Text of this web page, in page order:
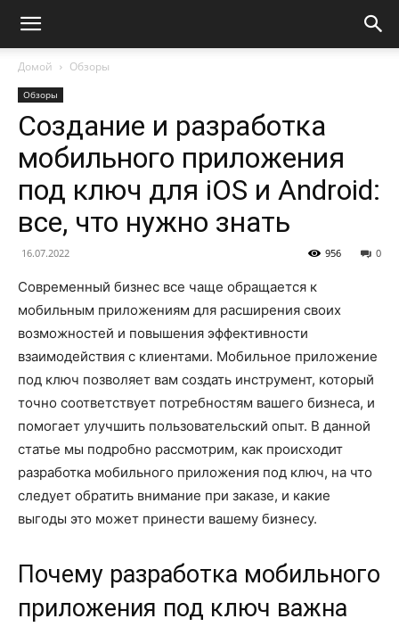
Домой Обзоры
Обзоры
Создание и разработка
мобильного приложения
под ключ для iOS и Android:
все, что нужно знать
16.07.2022 0
956
Современный бизнес все чаще обращается к
мобильным приложениям для расширения своих
возможностей и повышения эффективности
взаимодействия с клиентами. Мобильное приложение
под ключ позволяет вам создать инструмент, который
точно соответствует потребностям вашего бизнеса, и
помогает улучшить пользовательский опыт. В данной
статье мы подробно рассмотрим, как происходит
разработка мобильного приложения под ключ, на что
следует обратить внимание при заказе, и какие
выгоды это может принести вашему бизнесу.
Почему разработка мобильного
приложения под ключ важна